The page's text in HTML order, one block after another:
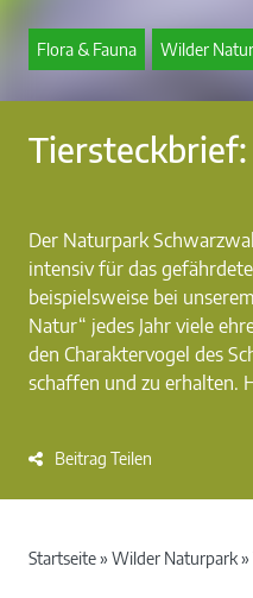
Der Naturpark
intensiv für das
beispielsweise bei
Natur“ jedes Jahr viele
den Charaktervogel des
schaffen und zu erhalten.
Beitrag Teilen
Flora & Fauna Wilder
Startseite» Wilder Naturpark»